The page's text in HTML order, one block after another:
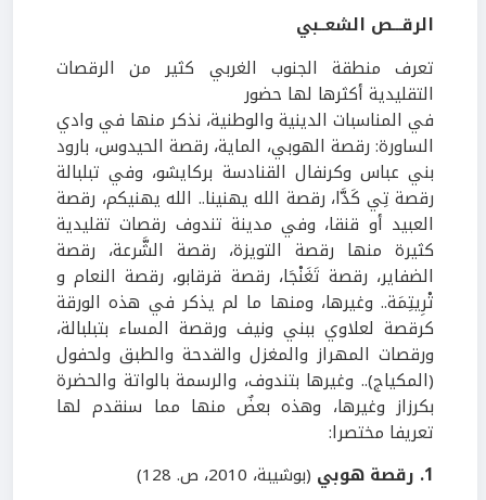
الرقـــص الشعــبي
تعرف منطقة الجنوب الغربي كثير من الرقصات
التقليدية أكثرها لها حضور
في المناسبات الدينية والوطنية، نذكر منها في وادي
الساورة: رقصة الهوبي، الماية، رقصة الحيدوس، بارود
بني عباس وكرنفال القنادسة بركايشو، وفي تبلبالة
رقصة تِي كَدَّا، رقصة الله يهنينا.. الله يهنيكم، رقصة
العبيد أو قنقا، وفي مدينة تندوف رقصات تقليدية
كثيرة منها رقصة التويزة، رقصة الشَّرعة، رقصة
الضفاير، رقصة تَغَنْجَا، رقصة قرقابو، رقصة النعام و
تْرِيتِمَة.. وغيرها، ومنها ما لم يذكر في هذه الورقة
كرقصة لعلاوي ببني ونيف ورقصة المساء بتبلبالة،
ورقصات المهراز والمغزل والقدحة والطبق ولحفول
(المكياج).. وغيرها بتندوف، والرسمة بالواتة والحضرة
بكرزاز وغيرها، وهذه بعضٌ منها مما سنقدم لها
تعريفا مختصرا:
1. رقصة هوبي
(بوشيبة، 2010، ص. 128)